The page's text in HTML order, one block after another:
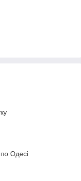
Одесі